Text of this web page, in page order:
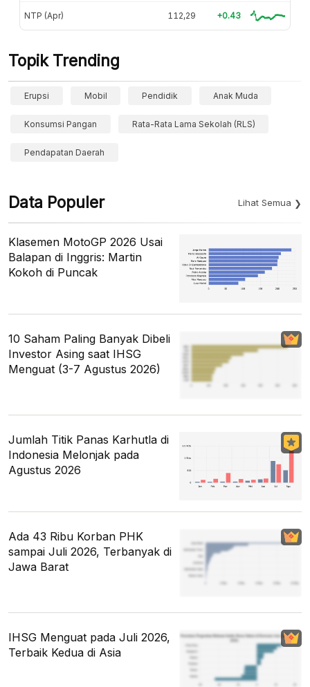
NTP (Apr) 112,29 +0.43
Topik Trending
Erupsi Mobil Pendidik Anak Muda
Konsumsi Pangan Rata-Rata Lama Sekolah (RLS)
Pendapatan Daerah
Data Populer Lihat Semua
Klasemen MotoGP 2026 Usai
Balapan di Inggris: Martin
Kokoh di Puncak
10 Saham Paling Banyak Dibeli
Investor Asing saat IHSG
Menguat (3-7 Agustus 2026)
Jumlah Titik Panas Karhutla di
Indonesia Melonjak pada
Agustus 2026
Ada 43 Ribu Korban PHK
sampai Juli 2026, Terbanyak di
Jawa Barat
IHSG Menguat pada Juli 2026,
Terbaik Kedua di Asia